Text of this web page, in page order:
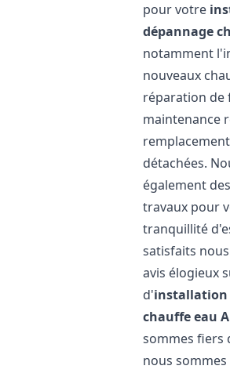
pour votre
dépannage
notamment
nouveaux
réparation de
maintenance
détachées.
également
travaux pour
tranquillité
satisfaits
avis élogieux
d'installation
chauffe eau
sommes fiers
nous